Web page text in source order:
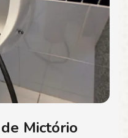
Mictório